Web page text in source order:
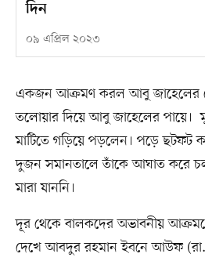
দিন
০৯ এপ্রিল ২০২৩
একজন আক্রমণ করল আবু জাহেলের
তলোয়ার দিয়ে আবু জাহেলের পায়ে।
মাটিতে গড়িয়ে পড়লেন। পড়ে ছটফট
দুজন সমানতালে তাঁকে আঘাত করে
মারা যাননি।
দূর থেকে বালকদের অভাবনীয়
দেখে আবদুর রহমান ইবনে আউফ